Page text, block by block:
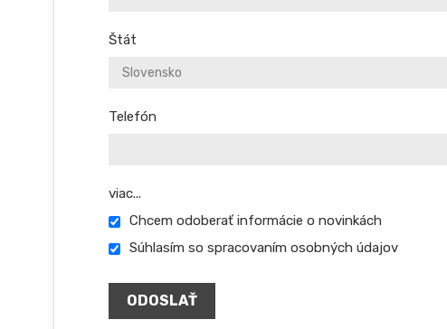
Štát
Telefón
viac...
Chcem odoberať informácie o novinkách
Súhlasím so spracovaním osobných údajov
ODOSLAŤ